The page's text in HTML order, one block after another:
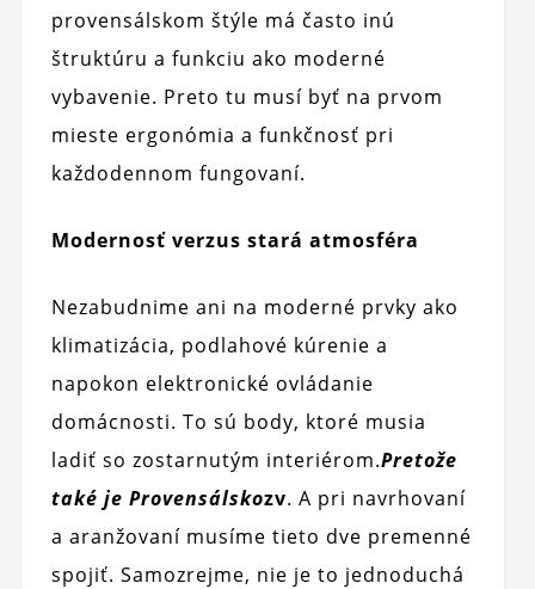
provensálskom štýle má často inú
štruktúru a funkciu ako moderné
vybavenie. Preto tu musí byť na prvom
mieste ergonómia a funkčnosť pri
každodennom fungovaní.
Modernosť verzus stará atmosféra
Nezabudnime ani na moderné prvky ako
klimatizácia, podlahové kúrenie a
napokon elektronické ovládanie
domácnosti. To sú body, ktoré musia
ladiť so zostarnutým interiérom.Pretože
také je Provensálskozv. A pri navrhovaní
a aranžovaní musíme tieto dve premenné
spojiť. Samozrejme, nie je to jednoduchá